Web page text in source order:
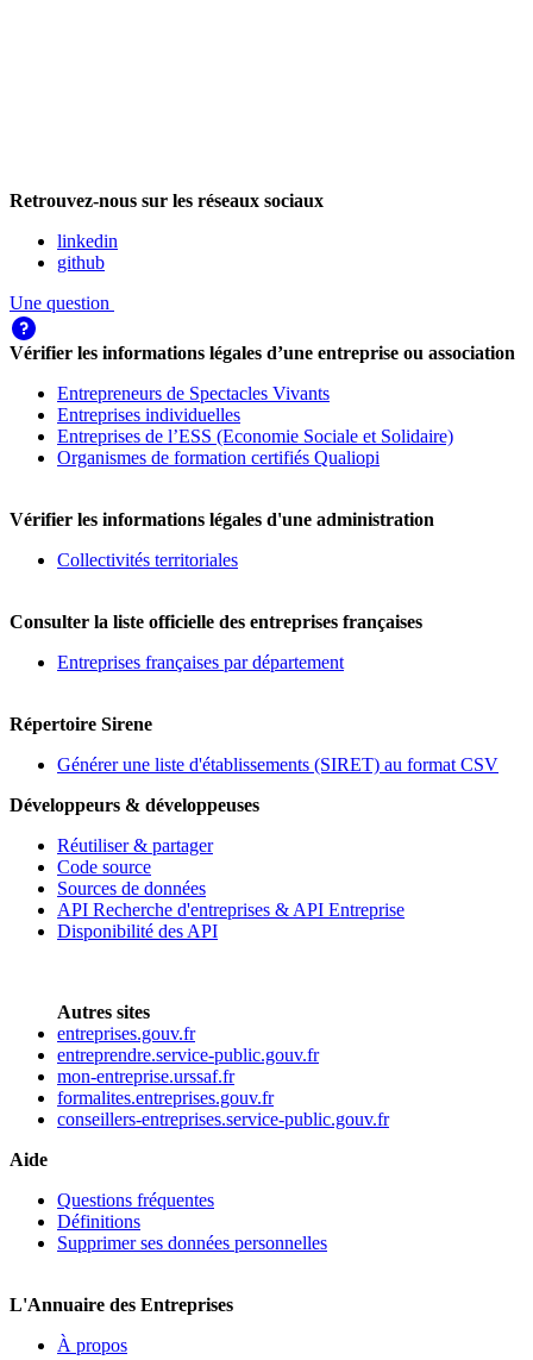
Retrouvez-nous sur les réseaux sociaux
linkedin
github
Une question
Vérifier les informations légales d’une entreprise ou association
Entrepreneurs de Spectacles Vivants
Entreprises individuelles
Entreprises de l’ESS (Economie Sociale et Solidaire)
Organismes de formation certifiés Qualiopi
Vérifier les informations légales d'une administration
Collectivités territoriales
Consulter la liste officielle des entreprises françaises
Entreprises françaises par département
Répertoire Sirene
Générer une liste d'établissements (SIRET) au format CSV
Développeurs & développeuses
Réutiliser & partager
Code source
Sources de données
API Recherche d'entreprises & API Entreprise
Disponibilité des API
Autres sites
entreprises.gouv.fr
entreprendre.service-public.gouv.fr
mon-entreprise.urssaf.fr
formalites.entreprises.gouv.fr
conseillers-entreprises.service-public.gouv.fr
Aide
Questions fréquentes
Définitions
Supprimer ses données personnelles
L'Annuaire des Entreprises
À propos